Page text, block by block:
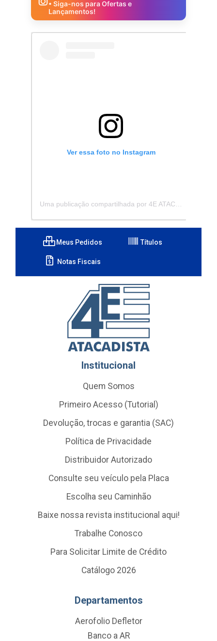
• Siga-nos para Ofertas e
Lançamentos!
Ver essa foto no Instagram
Meus Pedidos Títulos
Notas Fiscais
Institucional
Quem Somos
Primeiro Acesso (Tutorial)
Devolução, trocas e garantia (SAC)
Política de Privacidade
Distribuidor Autorizado
Consulte seu veículo pela Placa
Escolha seu Caminhão
Baixe nossa revista institucional aqui!
Trabalhe Conosco
Para Solicitar Limite de Crédito
Catálogo 2026
Departamentos
Aerofolio Defletor
Banco a AR